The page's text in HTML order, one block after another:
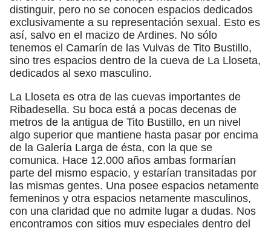
distinguir, pero no se conocen espacios dedicados
exclusivamente a su representación sexual. Esto es
así, salvo en el macizo de Ardines. No sólo
tenemos el Camarín de las Vulvas de Tito Bustillo,
sino tres espacios dentro de la cueva de La Lloseta,
dedicados al sexo masculino.
La Lloseta es otra de las cuevas importantes de
Ribadesella. Su boca está a pocas decenas de
metros de la antigua de Tito Bustillo, en un nivel
algo superior que mantiene hasta pasar por encima
de la Galería Larga de ésta, con la que se
comunica. Hace 12.000 años ambas formarían
parte del mismo espacio, y estarían transitadas por
las mismas gentes. Una posee espacios netamente
femeninos y otra espacios netamente masculinos,
con una claridad que no admite lugar a dudas. Nos
encontramos con sitios muy especiales dentro del